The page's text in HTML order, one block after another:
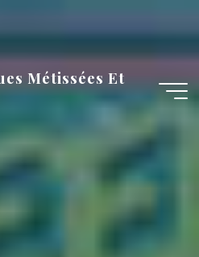
Métissées Et